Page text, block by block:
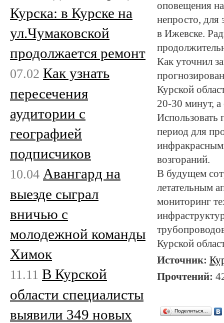
оповещения
непросто, для
в Ижевске.
Как уточнил
Курской
20-30 минут, а
Использовать
период для
возгораний.
В будущем
летательным
мониторинг
Курской
Источник:
Прочтений:
Поделиться…
Курска: в Курске на
ул.Чумаковской
продолжается ремонт
07.02 Как узнать
пересечения
аудитории с
географией
подписчиков
10.04 Авангард на
выезде сыграл
вничью с
молодежной команды
Химок
11.11 В Курской
области специалисты
выявили 349 новых